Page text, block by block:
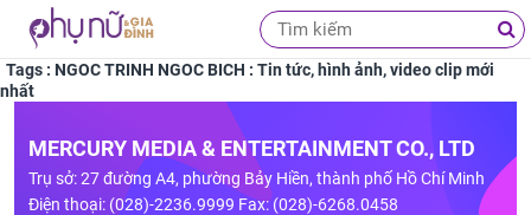
Tags : NGOC TRINH NGOC BICH : Tin tức, hình ảnh, video clip mới
nhất
MERCURY MEDIA & ENTERTAINMENT CO., LTD
Trụ sở: 27 đường A4, phường Bảy Hiền, thành phố Hồ Chí Minh
Điện thoại: (028)-2236.9999 Fax: (028)-6268.0458